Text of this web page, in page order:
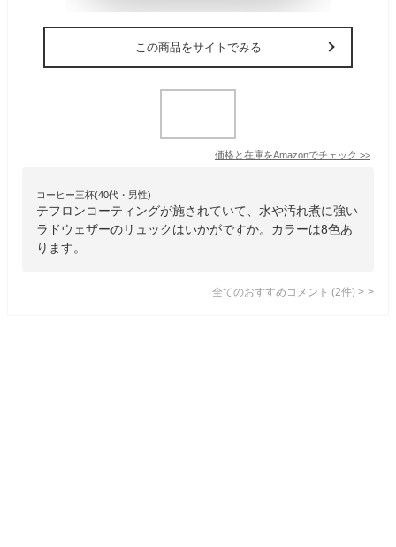
この商品をサイトでみる
価格と在庫をAmazonでチェック >>
コーヒー三杯(40代・男性)
テフロンコーティングが施されていて、水や汚れ煮に強い
ラドウェザーのリュックはいかがですか。カラーは8色あ
ります。
全てのおすすめコメント (2件) >